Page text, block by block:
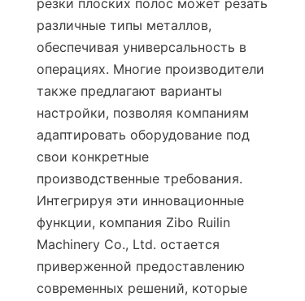
резки плоских полос может резать
различные типы металлов,
обеспечивая универсальность в
операциях. Многие производители
также предлагают варианты
настройки, позволяя компаниям
адаптировать оборудование под
свои конкретные
производственные требования.
Интегрируя эти инновационные
функции, компания Zibo Ruilin
Machinery Co., Ltd. остается
приверженной предоставлению
современных решений, которые